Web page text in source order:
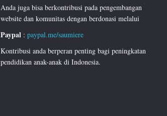
Anda juga bisa berkontribusi pada pengembangan
website dan komunitas dengan berdonasi melalui
Paypal: paypal.me/saumiere
Kontribusi anda berperan penting bagi peningkatan
pendidikan anak-anak di Indonesia.